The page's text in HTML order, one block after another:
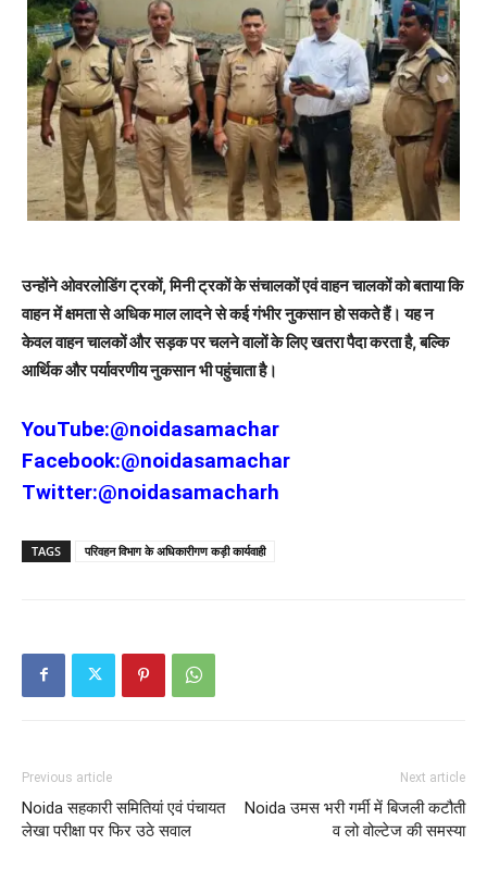
उन्होंने ओवरलोडिंग ट्रकों, मिनी ट्रकों के संचालकों एवं वाहन चालकों को बताया कि
वाहन में क्षमता से अधिक माल लादने से कई गंभीर नुकसान हो सकते हैं। यह न
केवल वाहन चालकों और सड़क पर चलने वालों के लिए खतरा पैदा करता है, बल्कि
आर्थिक और पर्यावरणीय नुकसान भी पहुंचाता है।
YouTube:@noidasamachar
Facebook:@noidasamachar
Twitter:@noidasamacharh
TAGS परिवहन विभाग के अधिकारीगण कड़ी कार्यवाही
Previous article
Noida सहकारी समितियां एवं पंचायत
लेखा परीक्षा पर फिर उठे सवाल
Next article
Noida उमस भरी गर्मी में बिजली कटौती
व लो वोल्टेज की समस्या